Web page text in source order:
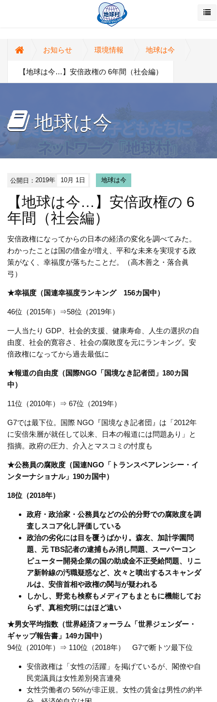
お知らせ 環境情報 地球は今
【地球は今…】安倍政権の 6年間（社会編）
地球は今
公開日：2019年 10月 1日 地球は今
【地球は今…】安倍政権の 6
年間（社会編）
安倍政権になってからの日本の経済の変化を調べてみた。
わかったことは国の借金が増え、平和な未来を実現する政
策がなく、幸福度が落ちたことだ。（高木善之・落合眞
弓）
★幸福度（国連幸福度ランキング 156カ国中）
46位（2015年）⇒58位（2019年）
一人当たり GDP、社会的支援、健康寿命、人生の選択の自
由度、社会的寛容さ、社会の腐敗度を元にランキング。安
倍政権になってから過去最低に
★報道の自由度（国際NGO「国境なき記者団」180カ国
中）
11位（2010年）⇒ 67位（2019年）
G7では最下位。国際 NGO『国境なき記者団』は「2012年
に安倍朱層が就任して以来、日本の報道には問題あり」と
指摘。政府の圧力、介入とマスコミの忖度も
★公務員の腐敗度（国連NGO「トランスペアレンシー・イ
ンターナショナル」190カ国中）
18位（2018年）
政府・政治家・公務員などの公的分野での腐敗度を調
査しスコア化し評価している
政治の劣化には目を覆うばかり。森友、加計学園問
題、元 TBS記者の逮捕もみ消し問題、スーパーコン
ピューター開発企業の国の助成金不正受給問題、リニ
ア新幹線の汚職疑惑など、次々と噴出するスキャンダ
ルは、安倍首相や政権の関与が疑われる
しかし、野党も検察もメディアもまともに機能してお
らず、真相究明にはほど遠い
★男女平均指数（世界経済フォーラム「世界ジェンダー・
ギャップ報告書」149カ国中）
94位（2010年）⇒ 110位（2018年） G7で断トツ最下位
安倍政権は「女性の活躍」を掲げているが、閣僚や自
民党議員は女性差別発言連発
女性労働者の 56%が非正規。女性の賃金は男性の約半